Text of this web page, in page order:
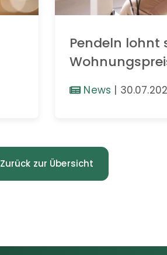
Pendeln lohnt
News |
Zurück zur Übersicht